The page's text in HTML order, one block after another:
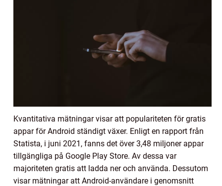
Kvantitativa mätningar visar att populariteten för gratis
appar för Android ständigt växer. Enligt en rapport från
Statista, i juni 2021, fanns det över 3,48 miljoner appar
tillgängliga på Google Play Store. Av dessa var
majoriteten gratis att ladda ner och använda. Dessutom
visar mätningar att Android-användare i genomsnitt